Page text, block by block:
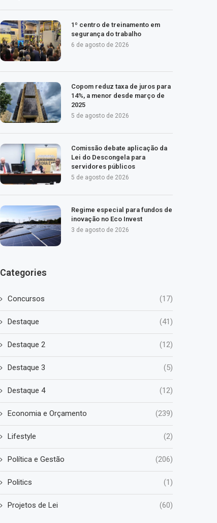
1º centro de treinamento em
segurança do trabalho
6 de agosto de 2026
Copom reduz taxa de juros para
14%, a menor desde março de
2025
5 de agosto de 2026
Comissão debate aplicação da
Lei do Descongela para
servidores públicos
5 de agosto de 2026
Regime especial para fundos de
inovação no Eco Invest
3 de agosto de 2026
Categories
Concursos (17)
Destaque (41)
Destaque 2 (12)
Destaque 3 (5)
Destaque 4 (12)
Economia e Orçamento (239)
Lifestyle (2)
Política e Gestão (206)
Politics (1)
Projetos de Lei (60)